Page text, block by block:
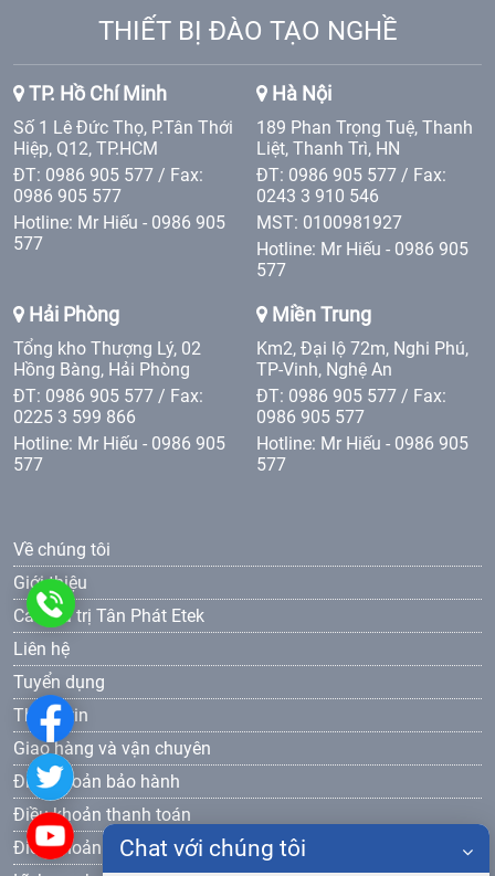
THIẾT BỊ ĐÀO TẠO NGHỀ
TP. Hồ Chí Minh
Số 1 Lê Đức Thọ, P.Tân Thới
Hiệp, Q12, TP.HCM
ĐT: 0986 905 577 / Fax:
0986 905 577
Hotline: Mr Hiếu - 0986 905
577
Hà Nội
189 Phan Trọng Tuệ, Thanh
Liệt, Thanh Trì, HN
ĐT: 0986 905 577 / Fax:
0243 3 910 546
MST: 0100981927
Hotline: Mr Hiếu - 0986 905
577
Hải Phòng
Tổng kho Thượng Lý, 02
Hồng Bàng, Hải Phòng
ĐT: 0986 905 577 / Fax:
0225 3 599 866
Hotline: Mr Hiếu - 0986 905
577
Miền Trung
Km2, Đại lộ 72m, Nghi Phú,
TP-Vinh, Nghệ An
ĐT: 0986 905 577 / Fax:
0986 905 577
Hotline: Mr Hiếu - 0986 905
577
Về chúng tôi
Giới thiệu
Các giá trị Tân Phát Etek
Liên hệ
Tuyển dụng
Thông tin
Giao hàng và vận chuyên
Điều khoản bảo hành
Điều khoản thanh toán
Điều khoản bảo mật
0986
577
Chat với chúng tôi